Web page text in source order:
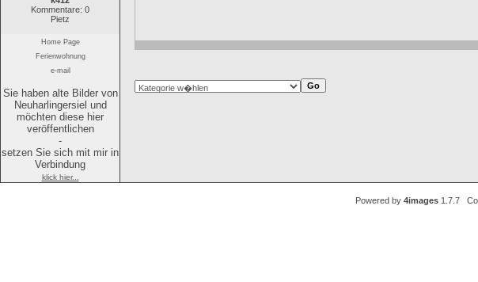
Kommentare: 0
Pietz
Home Page
Ferienwohnung
e-mail
Sie haben alte Bilder von
Neuharlingersiel und
möchten diese hier
veröffentlichen
-
setzen Sie sich mit mir in
Verbindung
klick hier...
Powered by 4images1.7.7